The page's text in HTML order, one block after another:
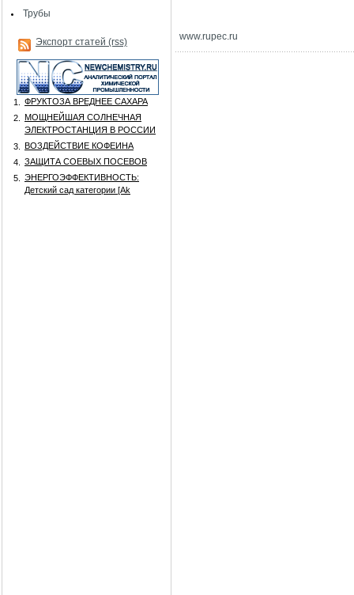
Трубы
Экспорт статей (rss)
1.
ФРУКТОЗА ВРЕДНЕЕ САХАРА
2.
МОЩНЕЙШАЯ СОЛНЕЧНАЯ
ЭЛЕКТРОСТАНЦИЯ В РОССИИ
3.
ВОЗДЕЙСТВИЕ КОФЕИНА
4.
ЗАЩИТА СОЕВЫХ ПОСЕВОВ
5.
ЭНЕРГОЭФФЕКТИВНОСТЬ:
Детский сад категории [Аk
www.rupec.ru